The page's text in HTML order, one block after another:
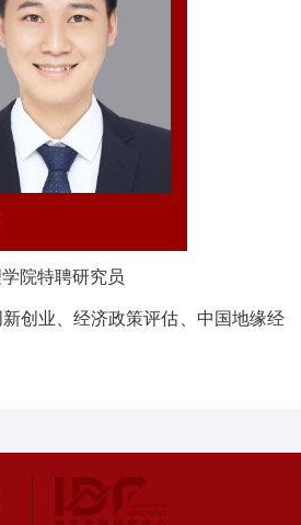
院特聘研究员
创业、经济政策评估、中国地缘经